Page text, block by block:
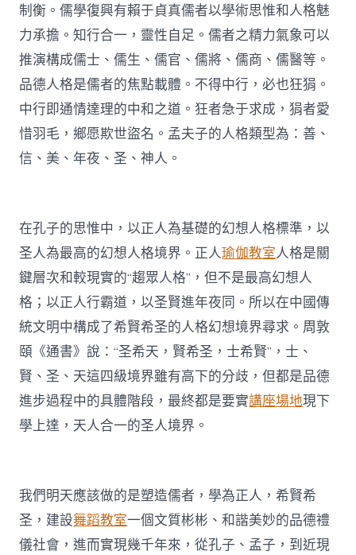
制衡。儒學復興有賴于貞真儒者以學術思惟和人格魅
力承擔。知行合一，靈性自足。儒者之精力氣象可以
推演構成儒士、儒生、儒官、儒將、儒商、儒醫等。
品德人格是儒者的焦點載體。不得中行，必也狂狷。
中行即通情達理的中和之道。狂者急于求成，狷者愛
惜羽毛，鄉愿欺世盜名。孟夫子的人格類型為：善、
信、美、年夜、圣、神人。
在孔子的思惟中，以正人為基礎的幻想人格標準，以
圣人為最高的幻想人格境界。正人瑜伽教室人格是關
鍵層次和較現實的“趨眾人格”，但不是最高幻想人
格；以正人行霸道，以圣賢進年夜同。所以在中國傳
統文明中構成了希賢希圣的人格幻想境界尋求。周敦
頤《通書》說：“圣希天，賢希圣，士希賢”，士、
賢、圣、天這四級境界雖有高下的分歧，但都是品德
進步過程中的具體階段，最終都是要實講座場地現下
學上達，天人合一的圣人境界。
我們明天應該做的是塑造儒者，學為正人，希賢希
圣，建設舞蹈教室一個文質彬彬、和諧美妙的品德禮
儀社會，進而實現幾千年來，從孔子、孟子，到近現